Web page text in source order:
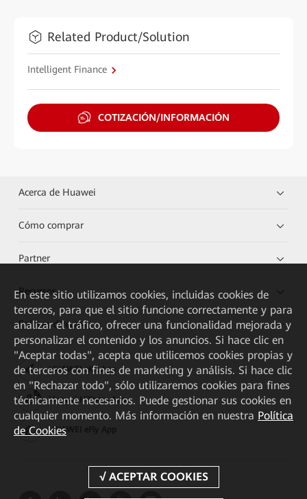
Related Product/Solution
Intelligent Finance
COTIZACIÓN/INFORMACIÓN
Acerca de Huawei
Cómo comprar
Partner
Recursos
Enlaces directos
HUAWEI eKit App
Huawei HiKnow App
HUAWEI eFly App
En este sitio utilizamos cookies, incluidas cookies de
terceros, para que el sitio funcione correctamente y para
analizar el tráfico, ofrecer una funcionalidad mejorada y
personalizar el contenido y los anuncios. Si hace clic en
"Aceptar todas", acepta que utilicemos cookies propias y
de terceros con fines de marketing y análisis. Si hace clic
en "Rechazar todo", sólo utilizaremos cookies para fines
técnicamente necesarios. Puede gestionar sus cookies en
cualquier momento. Más información en nuestra Política
de Cookies